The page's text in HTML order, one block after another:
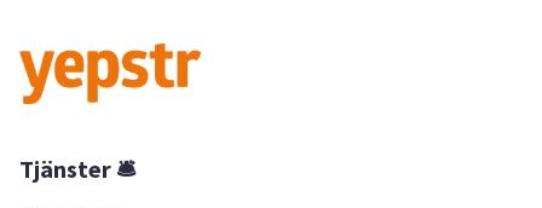
Tjänster 🛎